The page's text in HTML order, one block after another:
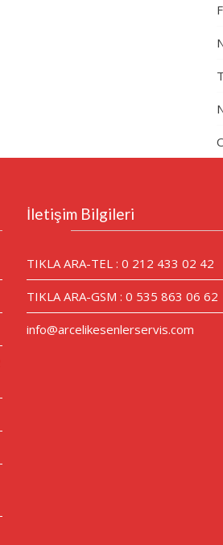
İletişim Bilgileri
TIKLA ARA-TEL : 0 212 433 02 42
TIKLA ARA-GSM : 0 535 863 06 62
info@arcelikesenlerservis.com